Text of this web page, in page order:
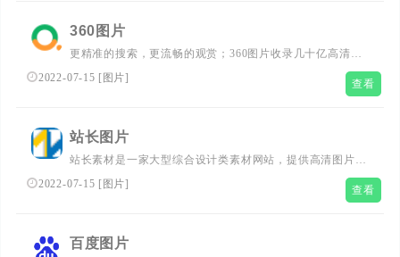
360图片
更精准的搜索，更流畅的观赏；360图片收录几十亿高清美
图，为用户提供壁纸、素材、头像、写真、摄影、风景等刚
2022-07-15 [ 图片] 查看
站长图片
站长素材是一家大型综合设计类素材网站，提供高清图片素
材、PSD素材、PPT模板、网页模板、脚本素材、简历模
板、矢量素材、3D素材、酷站欣赏、Flash动画等设计素材
2022-07-15 [ 图片] 查看
百度图片